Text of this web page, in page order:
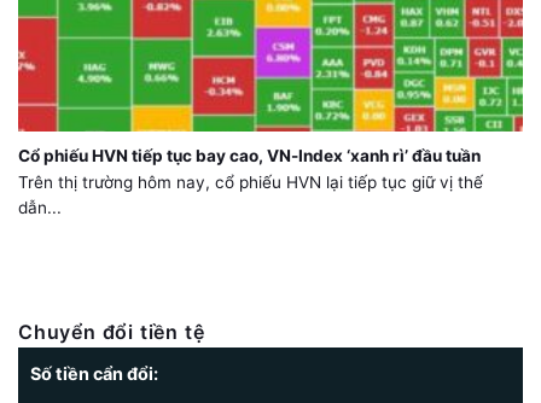
Cổ phiếu HVN tiếp tục bay cao, VN-Index ‘xanh rì’ đầu tuần
Trên thị trường hôm nay, cổ phiếu HVN lại tiếp tục giữ vị thế
dẫn...
Chuyển đổi tiền tệ
Số tiền cẩn đổi: